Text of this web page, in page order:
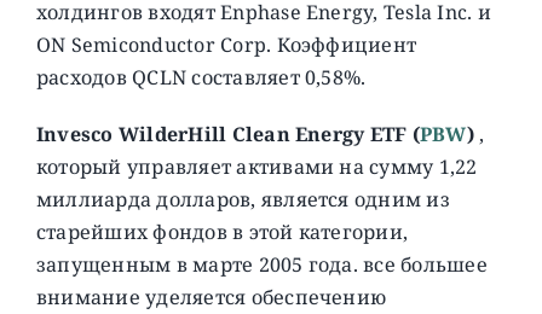
холдингов входят Enphase Energy, Tesla Inc. и
ON Semiconductor Corp. Коэффициент
расходов QCLN составляет 0,58%.
Invesco WilderHill Clean Energy ETF (PBW),
который управляет активами на сумму 1,22
миллиарда долларов, является одним из
старейших фондов в этой категории,
запущенным в марте 2005 года. все большее
внимание уделяется обеспечению